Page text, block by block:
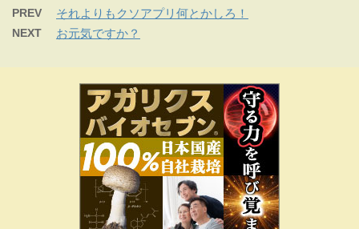
PREV それよりもクソアプリ何とかしろ！
NEXT お元気ですか？